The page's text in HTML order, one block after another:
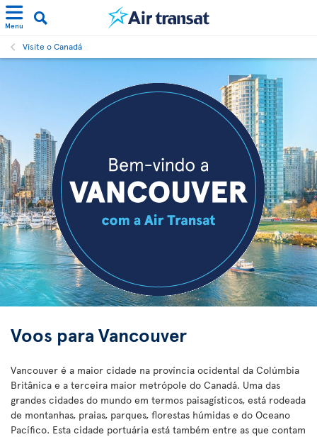
Menu
Visite o Canadá
Voos para Vancouver
Vancouver é a maior cidade na província ocidental da Colúmbia
Britânica e a terceira maior metrópole do Canadá. Uma das
grandes cidades do mundo em termos paisagísticos, está rodeada
de montanhas, praias, parques, florestas húmidas e do Oceano
Pacífico. Esta cidade portuária está também entre as que contam